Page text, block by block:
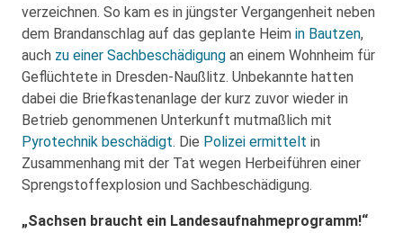
verzeichnen. So kam es in jüngster Vergangenheit neben
dem Brandanschlag auf das geplante Heim in Bautzen,
auch zu einer Sachbeschädigung an einem Wohnheim für
Geflüchtete in Dresden-Naußlitz. Unbekannte hatten
dabei die Briefkastenanlage der kurz zuvor wieder in
Betrieb genommenen Unterkunft mutmaßlich mit
Pyrotechnik beschädigt. Die Polizei ermittelt in
Zusammenhang mit der Tat wegen Herbeiführen einer
Sprengstoffexplosion und Sachbeschädigung.
„Sachsen braucht ein Landesaufnahmeprogramm!“